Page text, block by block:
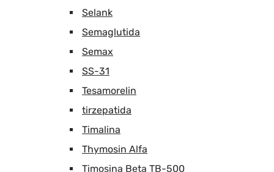
Selank
Semaglutida
Semax
SS-31
Tesamorelin
tirzepatida
Timalina
Thymosin Alfa
Timosina Beta TB-500